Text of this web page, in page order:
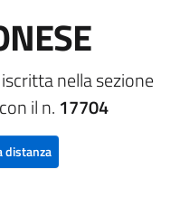
iscritta nella sezione
con il n. 17704
distanza